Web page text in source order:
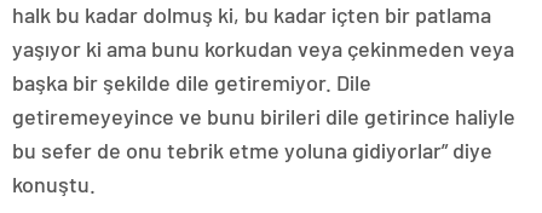
halk bu kadar dolmuş ki, bu kadar içten bir patlama
yaşıyor ki ama bunu korkudan veya çekinmeden veya
başka bir şekilde dile getiremiyor. Dile
getiremeyeyince ve bunu birileri dile getirince haliyle
bu sefer de onu tebrik etme yoluna gidiyorlar” diye
konuştu.